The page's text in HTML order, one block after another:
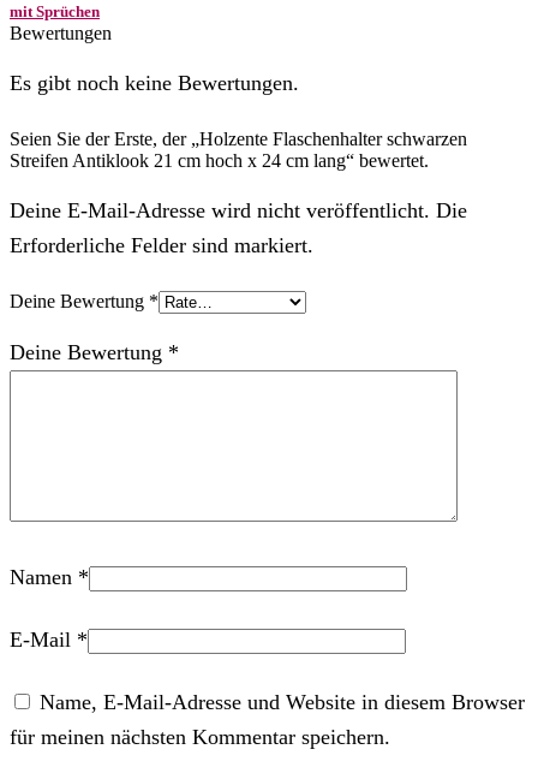
mit Sprüchen
Bewertungen
Es gibt noch keine Bewertungen.
Seien Sie der Erste, der „Holzente Flaschenhalter schwarzen
Streifen Antiklook 21 cm hoch x 24 cm lang“ bewertet.
Deine E-Mail-Adresse wird nicht veröffentlicht. Die
Erforderliche Felder sind markiert.
Deine Bewertung *
Deine Bewertung *
Namen *
E-Mail *
Name, E-Mail-Adresse und Website in diesem Browser
für meinen nächsten Kommentar speichern.